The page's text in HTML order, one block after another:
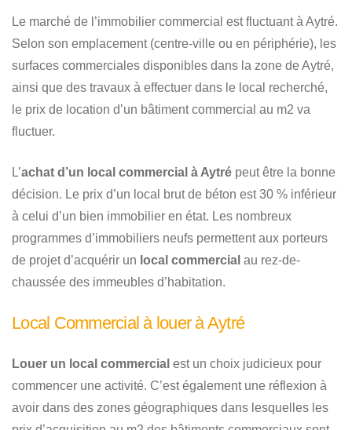
Le marché de l’immobilier commercial est fluctuant à Aytré.
Selon son emplacement (centre-ville ou en périphérie), les
surfaces commerciales disponibles dans la zone de Aytré,
ainsi que des travaux à effectuer dans le local recherché,
le prix de location d’un bâtiment commercial au m2 va
fluctuer.
L’achat d’un local commercial à Aytré peut être la bonne
décision. Le prix d’un local brut de béton est 30 % inférieur
à celui d’un bien immobilier en état. Les nombreux
programmes d’immobiliers neufs permettent aux porteurs
de projet d’acquérir un local commercial au rez-de-
chaussée des immeubles d’habitation.
Local Commercial à louer à Aytré
Louer un local commercial est un choix judicieux pour
commencer une activité. C’est également une réflexion à
avoir dans des zones géographiques dans lesquelles les